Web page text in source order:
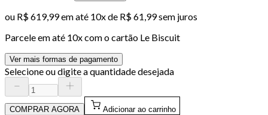
ou R$ 619,99em até 10x de R$ 61,99 sem juros
Parcele em até 10x com o cartão Le Biscuit
Ver mais formas de pagamento
Selecione ou digite a quantidade desejada
COMPRAR AGORA Adicionar ao carrinho